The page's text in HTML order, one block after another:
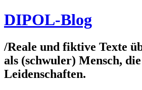
DIPOL-Blog
/Reale und fiktive Texte
als (schwuler) Mensch,
Leidenschaften.